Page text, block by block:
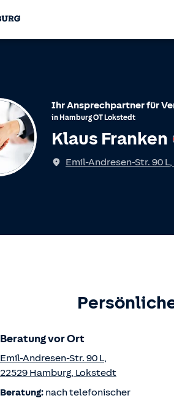
Ihr Ansprechpartner für
in HamburgOT Lokstedt
Klaus Franken
Spricht
Emil-Andresen-Str. 90 L,
Beratung vor Ort
Emil-Andresen-Str. 90 L,
22529 Hamburg, Lokstedt
Beratung: nach telefonischer